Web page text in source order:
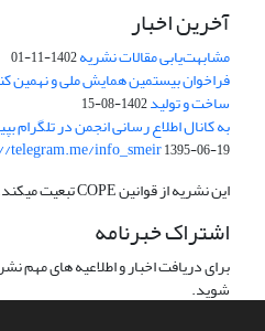
آخرین اخبار
مشابهت‌یابی مقالات نشریه1402-11-01
فراخوان بیستمین همایش ملی و نهمین
ساخت و تولید1402-08-15
به کانال اطلاع رسانی انجمن در تلگرام
telegram.me/info_smeir1395-06-19
این نشریه از قوانین COPE تبعیت میکند.
اشتراک خبرنامه
برای دریافت اخبار و اطلاعیه های مهم
شوید.